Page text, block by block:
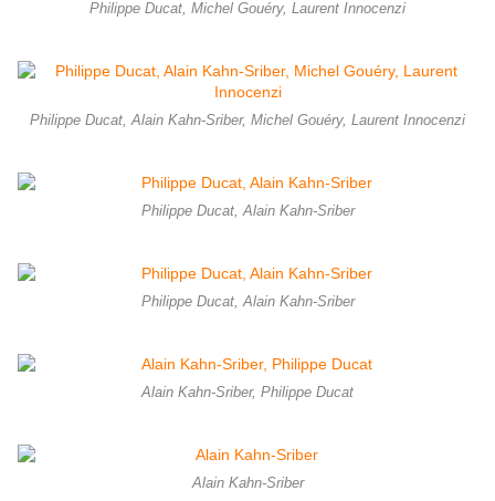
Philippe Ducat, Michel Gouéry, Laurent Innocenzi
Philippe Ducat, Alain Kahn-Sriber, Michel Gouéry, Laurent Innocenzi
Philippe Ducat, Alain Kahn-Sriber
Philippe Ducat, Alain Kahn-Sriber
Alain Kahn-Sriber, Philippe Ducat
Alain Kahn-Sriber